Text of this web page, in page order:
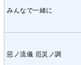
みんなで一緒に
惡ノ流儀 厄災ノ調